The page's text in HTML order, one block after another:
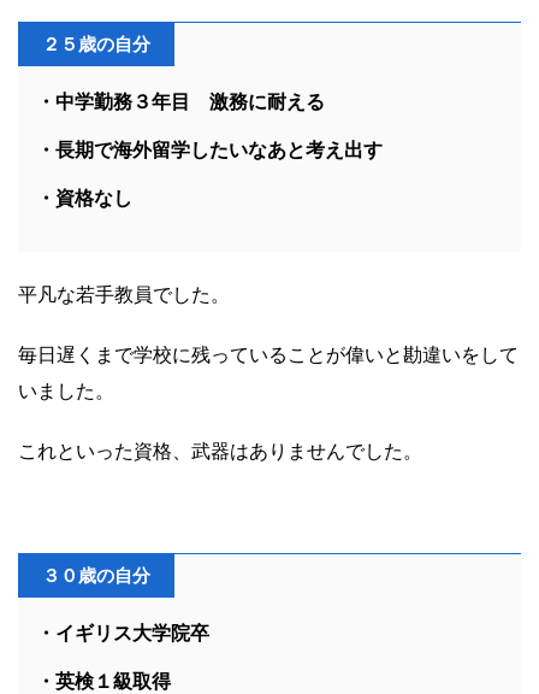
２５歳の自分
・中学勤務３年目 激務に耐える
・長期で海外留学したいなあと考え出す
・資格なし
平凡な若手教員でした。
毎日遅くまで学校に残っていることが偉いと勘違いをして
いました。
これといった資格、武器はありませんでした。
３０歳の自分
・イギリス大学院卒
・英検１級取得